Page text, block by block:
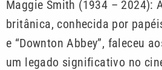
Maggie Smith (1934 – 2024):
britânica, conhecida por
e “Downton Abbey”, faleceu
um legado significativo no